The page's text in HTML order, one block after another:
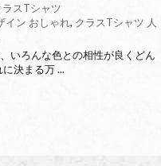
ラスTシャツ
イン おしゃれ, クラスTシャツ 人
いろんな色との相性が良くどん
決まる万 ...